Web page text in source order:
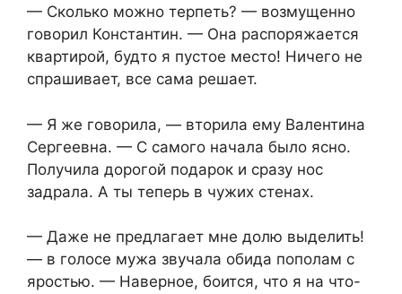
— Сколько можно терпеть? — возмущенно
говорил Константин. — Она распоряжается
квартирой, будто я пустое место! Ничего не
спрашивает, все сама решает.
— Я же говорила, — вторила ему Валентина
Сергеевна. — С самого начала было ясно.
Получила дорогой подарок и сразу нос
задрала. А ты теперь в чужих стенах.
— Даже не предлагает мне долю выделить!
— в голосе мужа звучала обида пополам с
яростью. — Наверное, боится, что я на что-